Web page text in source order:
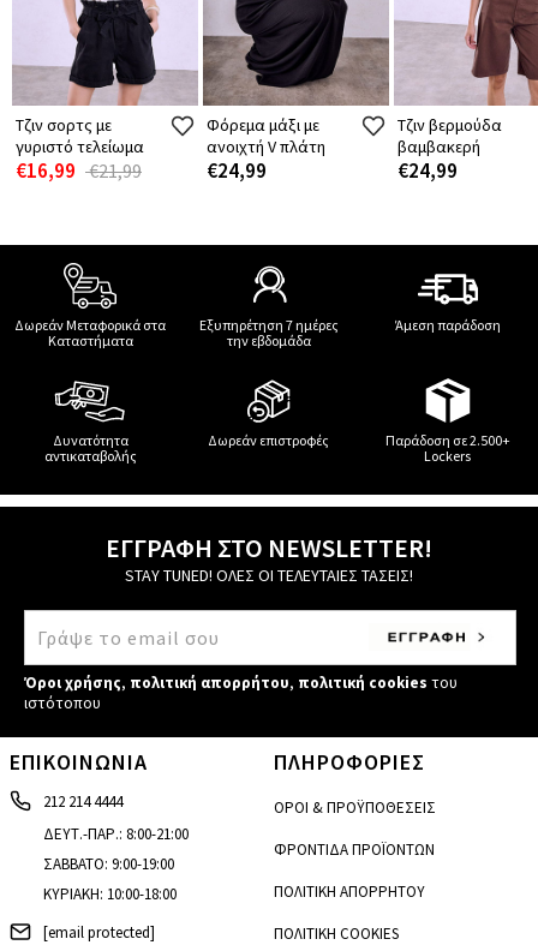
Τζιν σορτς με
γυριστό τελείωμα
€16,99 €21,99
Φόρεμα μάξι με
ανοιχτή V πλάτη
€24,99
Τζιν βερμούδα
βαμβακερή
€24,99
Δωρεάν Μεταφορικά στα
Καταστήματα
Εξυπηρέτηση 7 ημέρες
την εβδομάδα
Άμεση παράδοση
Δυνατότητα
αντικαταβολής
Δωρεάν επιστροφές
Παράδοση σε 2.500+
Lockers
ΕΓΓΡΑΦΗ ΣΤΟ NEWSLETTER!
STAY TUNED! ΟΛΕΣ ΟΙ ΤΕΛΕΥΤΑΙΕΣ ΤΑΣΕΙΣ!
Όροι χρήσης, πολιτική απορρήτου, πολιτική cookies του
ιστότοπου
ΕΠΙΚΟΙΝΩΝΙΑ
212 214 4444
ΔΕΥΤ.-ΠΑΡ.: 8:00-21:00
ΣΑΒΒΑΤΟ: 9:00-19:00
ΚΥΡΙΑΚΗ: 10:00-18:00
[email protected]
ΠΛΗΡΟΦΟΡΙΕΣ
ΟΡΟΙ & ΠΡΟΫΠΟΘΕΣΕΙΣ
ΦΡΟΝΤΙΔΑ ΠΡΟΪΟΝΤΩΝ
ΠΟΛΙΤΙΚΗ ΑΠΟΡΡΗΤΟΥ
ΠΟΛΙΤΙΚΗ COOKIES